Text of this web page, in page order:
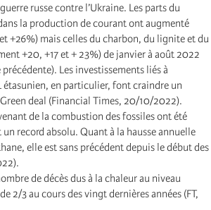
russe contre l’Ukraine. Les parts du
la production de courant ont augmenté
+26%) mais celles du charbon, du lignite et du
+20, +17 et + 23%) de janvier à août 2022
précédente). Les investissements liés à
étasunien, en particulier, font craindre un
deal (Financial Times, 20/10/2022).
de la combustion des fossiles ont été
un record absolu. Quant à la hausse annuelle
elle est sans précédent depuis le début des
de décès dus à la chaleur au niveau
2/3 au cours des vingt dernières années (FT,